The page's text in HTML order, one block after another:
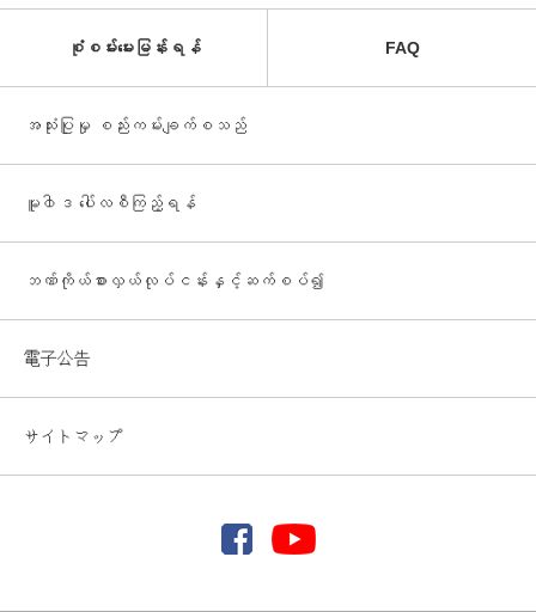
စုံစမ်းမေးမြန်းရန် FAQ
အသုံးပြုမှု စည်းကမ်းချက်စသည်
မူ၀ါဒ ပေါ်လစီကြည့်ရန်
ဘဏ်ကိုယ်စားလှယ်လုပ်ငန်းနှင့်ဆက်စပ်၍
電子公告
サイトマップ